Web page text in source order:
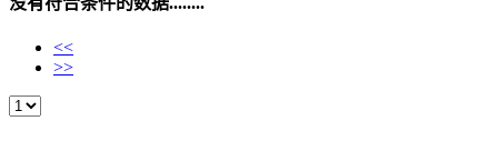
<<
>>